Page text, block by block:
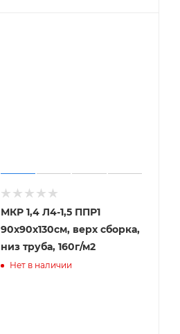
МКР 1,4 Л4-1,5 ППР1
90х90х130см, верх сборка,
низ труба, 160г/м2
Нет в наличии